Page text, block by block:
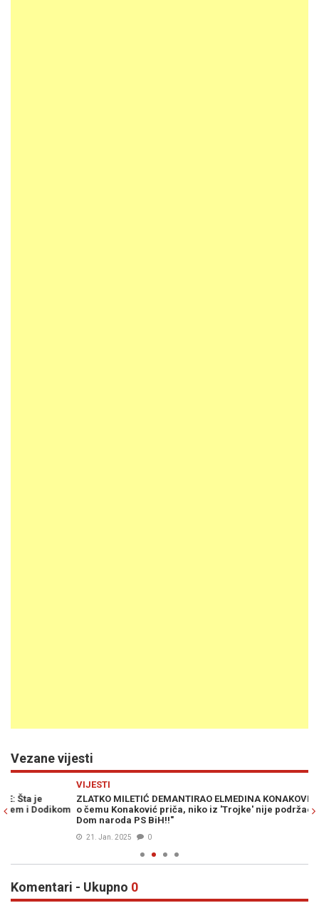
Vezane vijesti
ZLATKO MILETIĆ DEMANTIRAO ELMEDINA KONAKOVIĆA: "Ne znam
o čemu Konaković priča, niko iz 'Trojke' nije podržao moj izbor u
Dom naroda PS BiH!!"
Komentari - Ukupno 0